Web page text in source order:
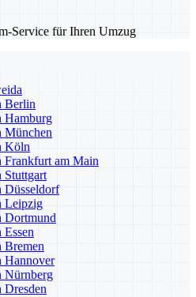
Service für Ihren Umzug
Berlin
Hamburg
München
Köln
am Main
Stuttgart
Düsseldorf
Leipzig
Dortmund
Bremen
Hannover
Nürnberg